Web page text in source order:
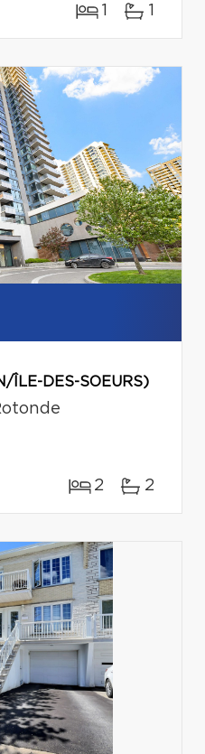
1 1
ÎLE-DES-SOEURS)
2 2